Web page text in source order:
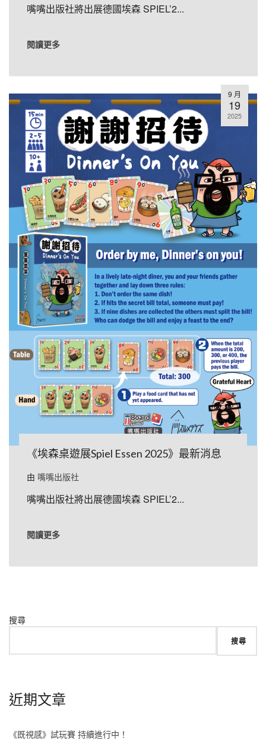
嘴嘴出版社將出展德國埃森 SPIEL’2...
閱讀更多
9 月
19
2025
《埃森桌遊展Spiel Essen 2025》最新消息
由 嘴嘴出版社
嘴嘴出版社將出展德國埃森 SPIEL’2...
閱讀更多
搜尋
搜尋
近期文章
《既視感》試玩賽 持續進行中！